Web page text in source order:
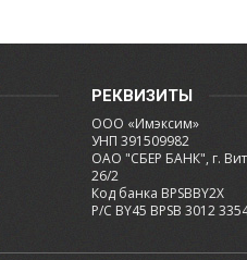
РЕКВИЗИТЫ
ООО «Имэксим»
УНП 391509982
ОАО "СБЕР БАНК", г.
26/2
Код банка BPSBBY2X
Р/С BY45 BPSB 3012